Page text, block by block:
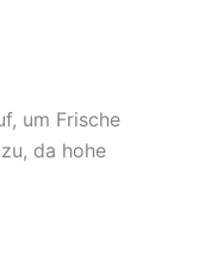
um Frische
da hohe